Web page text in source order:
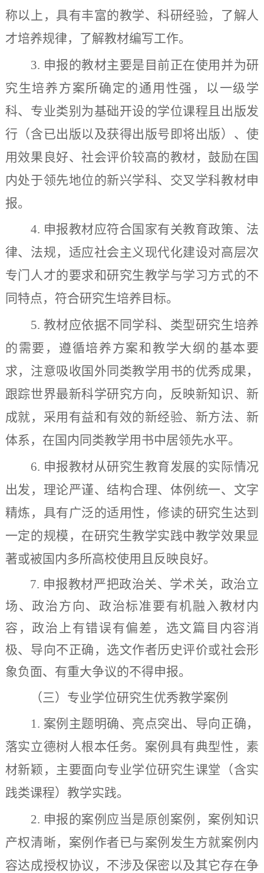
称以上，具有丰富的教学、科研经验，了解人
才培养规律，了解教材编写工作。
3. 申报的教材主要是目前正在使用并为研
究生培养方案所确定的通用性强，以一级学
科、专业类别为基础开设的学位课程且出版发
行（含已出版以及获得出版号即将出版）、使
用效果良好、社会评价较高的教材，鼓励在国
内处于领先地位的新兴学科、交叉学科教材申
报。
4. 申报教材应符合国家有关教育政策、法
律、法规，适应社会主义现代化建设对高层次
专门人才的要求和研究生教学与学习方式的不
同特点，符合研究生培养目标。
5. 教材应依据不同学科、类型研究生培养
的需要，遵循培养方案和教学大纲的基本要
求，注意吸收国外同类教学用书的优秀成果，
跟踪世界最新科学研究方向，反映新知识、新
成就，采用有益和有效的新经验、新方法、新
体系，在国内同类教学用书中居领先水平。
6. 申报教材从研究生教育发展的实际情况
出发，理论严谨、结构合理、体例统一、文字
精炼，具有广泛的适用性，修读的研究生达到
一定的规模，在研究生教学实践中教学效果显
著或被国内多所高校使用且反映良好。
7. 申报教材严把政治关、学术关，政治立
场、政治方向、政治标准要有机融入教材内
容，政治上有错误有偏差，选文篇目内容消
极、导向不正确，选文作者历史评价或社会形
象负面、有重大争议的不得申报。
（三）专业学位研究生优秀教学案例
1. 案例主题明确、亮点突出、导向正确，
落实立德树人根本任务。案例具有典型性，素
材新颖，主要面向专业学位研究生课堂（含实
践类课程）教学实践。
2. 申报的案例应当是原创案例，案例知识
产权清晰，案例作者已与案例发生方就案例内
容达成授权协议，不涉及保密以及其它存在争